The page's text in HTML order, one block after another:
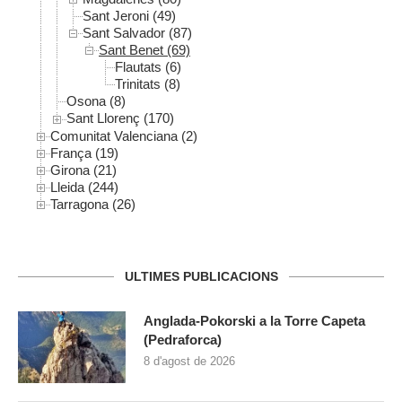
Sant Jeroni (49)
Sant Salvador (87)
Sant Benet (69)
Flautats (6)
Trinitats (8)
Osona (8)
Sant Llorenç (170)
Comunitat Valenciana (2)
França (19)
Girona (21)
Lleida (244)
Tarragona (26)
ULTIMES PUBLICACIONS
Anglada-Pokorski a la Torre Capeta
(Pedraforca)
8 d'agost de 2026